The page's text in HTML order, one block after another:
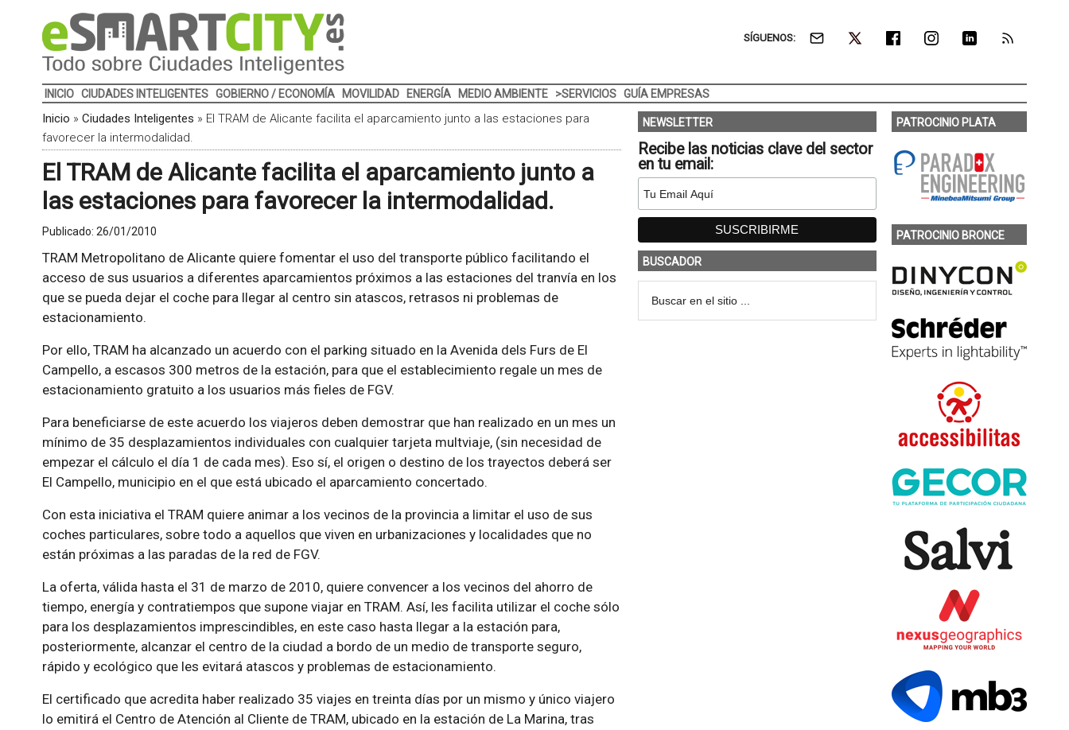
SÍGUENOS:
INICIO CIUDADES INTELIGENTES GOBIERNO / ECONOMÍA MOVILIDAD ENERGÍA MEDIO AMBIENTE >SERVICIOS GUÍA EMPRESAS
Inicio » Ciudades Inteligentes » El TRAM de Alicante facilita el aparcamiento junto a las estaciones para
favorecer la intermodalidad.
El TRAM de Alicante facilita el aparcamiento junto a
las estaciones para favorecer la intermodalidad.
Publicado: 26/01/2010
TRAM Metropolitano de Alicante quiere fomentar el uso del transporte público facilitando el
acceso de sus usuarios a diferentes aparcamientos próximos a las estaciones del tranvía en los
que se pueda dejar el coche para llegar al centro sin atascos, retrasos ni problemas de
estacionamiento.
Por ello, TRAM ha alcanzado un acuerdo con el parking situado en la Avenida dels Furs de El
Campello, a escasos 300 metros de la estación, para que el establecimiento regale un mes de
estacionamiento gratuito a los usuarios más fieles de FGV.
Para beneficiarse de este acuerdo los viajeros deben demostrar que han realizado en un mes un
mínimo de 35 desplazamientos individuales con cualquier tarjeta multviaje, (sin necesidad de
empezar el cálculo el día 1 de cada mes). Eso sí, el origen o destino de los trayectos deberá ser
El Campello, municipio en el que está ubicado el aparcamiento concertado.
Con esta iniciativa el TRAM quiere animar a los vecinos de la provincia a limitar el uso de sus
coches particulares, sobre todo a aquellos que viven en urbanizaciones y localidades que no
están próximas a las paradas de la red de FGV.
La oferta, válida hasta el 31 de marzo de 2010, quiere convencer a los vecinos del ahorro de
tiempo, energía y contratiempos que supone viajar en TRAM. Así, les facilita utilizar el coche sólo
para los desplazamientos imprescindibles, en este caso hasta llegar a la estación para,
posteriormente, alcanzar el centro de la ciudad a bordo de un medio de transporte seguro,
rápido y ecológico que les evitará atascos y problemas de estacionamiento.
El certificado que acredita haber realizado 35 viajes en treinta días por un mismo y único viajero
lo emitirá el Centro de Atención al Cliente de TRAM, ubicado en la estación de La Marina, tras
NEWSLETTER
Recibe las noticias clave del sector
en tu email:
BUSCADOR
PATROCINIO PLATA
PATROCINIO BRONCE